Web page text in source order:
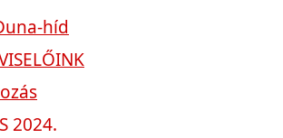
híd
2024.